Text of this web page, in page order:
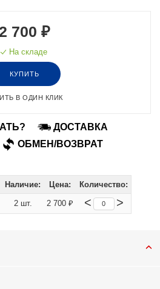
700 ₽
На складе
КУПИТЬ
В ОДИН КЛИК
ДОСТАВКА
ОБМЕН/ВОЗВРАТ
Наличие: Цена: Количество:
2 шт. 2 700 ₽ < >